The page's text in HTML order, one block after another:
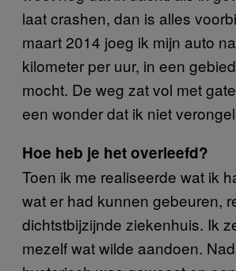
laat crashen, dan is alles
maart 2014 joeg ik mijn auto
kilometer per uur, in een
mocht. De weg zat vol met
een wonder dat ik niet
Hoe heb je het overleefd?
Toen ik me realiseerde wat ik
wat er had kunnen gebeuren,
dichtstbijzijnde ziekenhuis. Ik
mezelf wat wilde aandoen.